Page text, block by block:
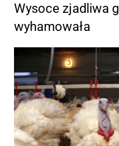
Wysoce zjadliwa
wyhamowała